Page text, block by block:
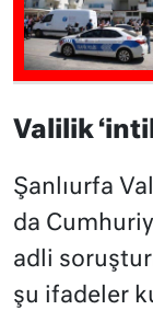
Valilik
Şanlıurfa
da
adli
şu ifadeler